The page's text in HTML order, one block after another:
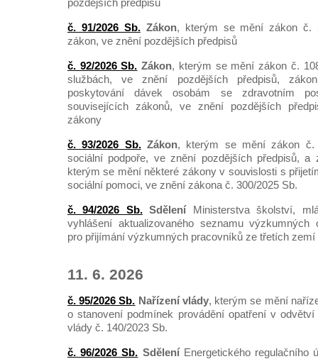
pozdějších předpisů
č. 91/2026 Sb.Zákon, kterým se mění zákon č.
zákon, ve znění pozdějších předpisů
č. 92/2026 Sb. Zákon, kterým se mění zákon č.
službách, ve znění pozdějších předpisů,
poskytování dávek osobám se zdravotním
souvisejících zákonů, ve znění pozdějších
zákony
č. 93/2026 Sb.Zákon, kterým se mění zákon č.
sociální podpoře, ve znění pozdějších předpisů, a
kterým se mění některé zákony v souvislosti s
sociální pomoci, ve znění zákona č. 300/2025 Sb.
č. 94/2026 Sb.SděleníMinisterstva školství,
vyhlášení aktualizovaného seznamu výzkumných
pro přijímání výzkumných pracovníků ze třetích zemí
11. 6. 2026
č. 95/2026 Sb. Nařízení vlády, kterým se mění
o stanovení podmínek provádění opatření v
vlády č. 140/2023 Sb.
č. 96/2026 Sb. SděleníEnergetického regulačního